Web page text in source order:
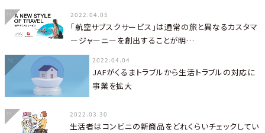
2022.04.05
「航空サブスクサービス」は通常の旅と異なるカスタマ
ージャーニーを創出することが明…
2022.04.04
JAFがくるまトラブルから生活トラブルの対応に
事業を拡大
2022.03.30
生活者はコンビニの新商品をどれくらいチェックしてい